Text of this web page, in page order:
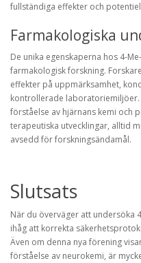
fullständiga effekter och
Farmakologiska
De unika egenskaperna hos 4-
farmakologisk forskning.
effekter på uppmärksamhet,
kontrollerade
förståelse av hjärnans kemi och
terapeutiska utvecklingar, alltid
avsedd för forskningsändamål.
Slutsats
När du överväger att undersöka
ihåg att korrekta
Även om denna nya förening
förståelse av neurokemi, är